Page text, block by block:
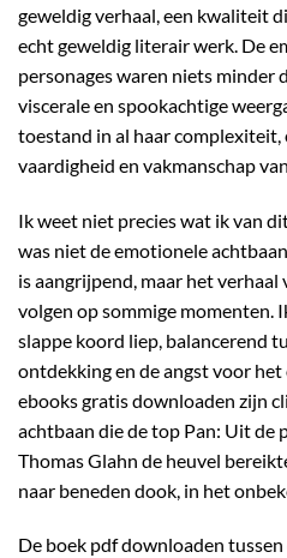
geweldig verhaal, een kwaliteit
echt geweldig literair werk. De
personages waren niets minder
viscerale en spookachtige
toestand in al haar complexiteit,
vaardigheid en vakmanschap
Ik weet niet precies wat ik van
was niet de emotionele
is aangrijpend, maar het
volgen op sommige momenten.
slappe koord liep, balancerend
ontdekking en de angst voor
ebooks gratis downloaden zijn
achtbaan die de top Pan: Uit de
Thomas Glahn de heuvel
naar beneden dook, in het
De boek pdf downloaden